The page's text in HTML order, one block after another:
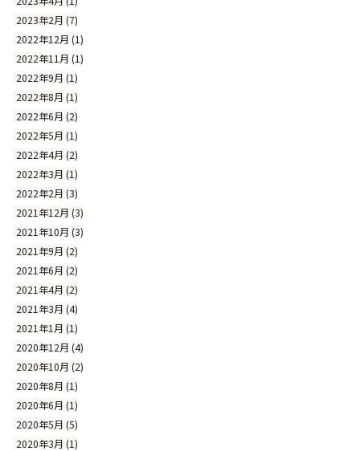
2023年2月 (7)
2022年12月 (1)
2022年11月 (1)
2022年9月 (1)
2022年8月 (1)
2022年6月 (2)
2022年5月 (1)
2022年4月 (2)
2022年3月 (1)
2022年2月 (3)
2021年12月 (3)
2021年10月 (3)
2021年9月 (2)
2021年6月 (2)
2021年4月 (2)
2021年3月 (4)
2021年1月 (1)
2020年12月 (4)
2020年10月 (2)
2020年8月 (1)
2020年6月 (1)
2020年5月 (5)
2020年3月 (1)